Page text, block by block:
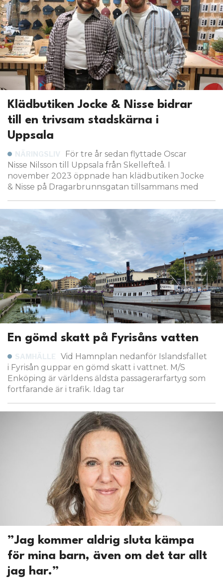
hälsokur
5 D
NÄRINGSLIV —
Norby sushi lovar ”fräschaste sushin i
stan”
Klädbutiken Jocke & Nisse bidrar
till en trivsam stadskärna i
Uppsala
NÄRINGSLIV
För tre år sedan flyttade Oscar
Nisse Nilsson till Uppsala från Skellefteå. I
november 2023 öppnade han klädbutiken Jocke
& Nisse på Dragarbrunnsgatan tillsammans med
En gömd skatt på Fyrisåns vatten
SAMHÄLLE
Vid Hamnplan nedanför Islandsfallet
i Fyrisån guppar en gömd skatt i vattnet. M/S
Enköping är världens äldsta passagerarfartyg som
fortfarande är i trafik. Idag tar
”Jag kommer aldrig sluta kämpa
för mina barn, även om det tar allt
jag har.”